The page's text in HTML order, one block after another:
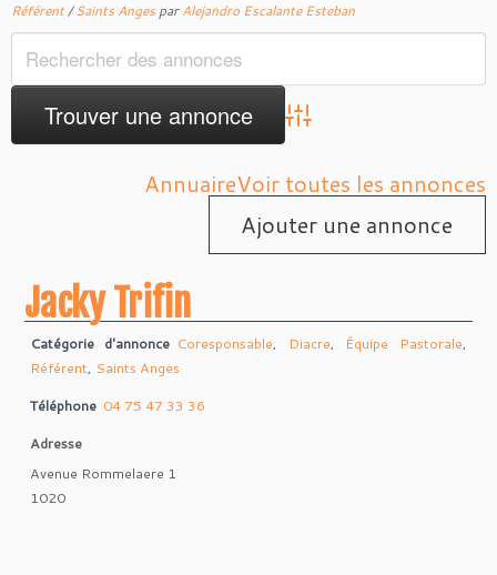
Référent/Saints Anges parAlejandro Escalante Esteban
Advanced Search
AnnuaireVoir toutes les annonces
Ajouter une annonce
Jacky Trifin
Catégorie d'annonce Coresponsable, Diacre, Équipe Pastorale,
Référent, Saints Anges
Téléphone 04 75 47 33 36
Adresse
Avenue Rommelaere 1
1020